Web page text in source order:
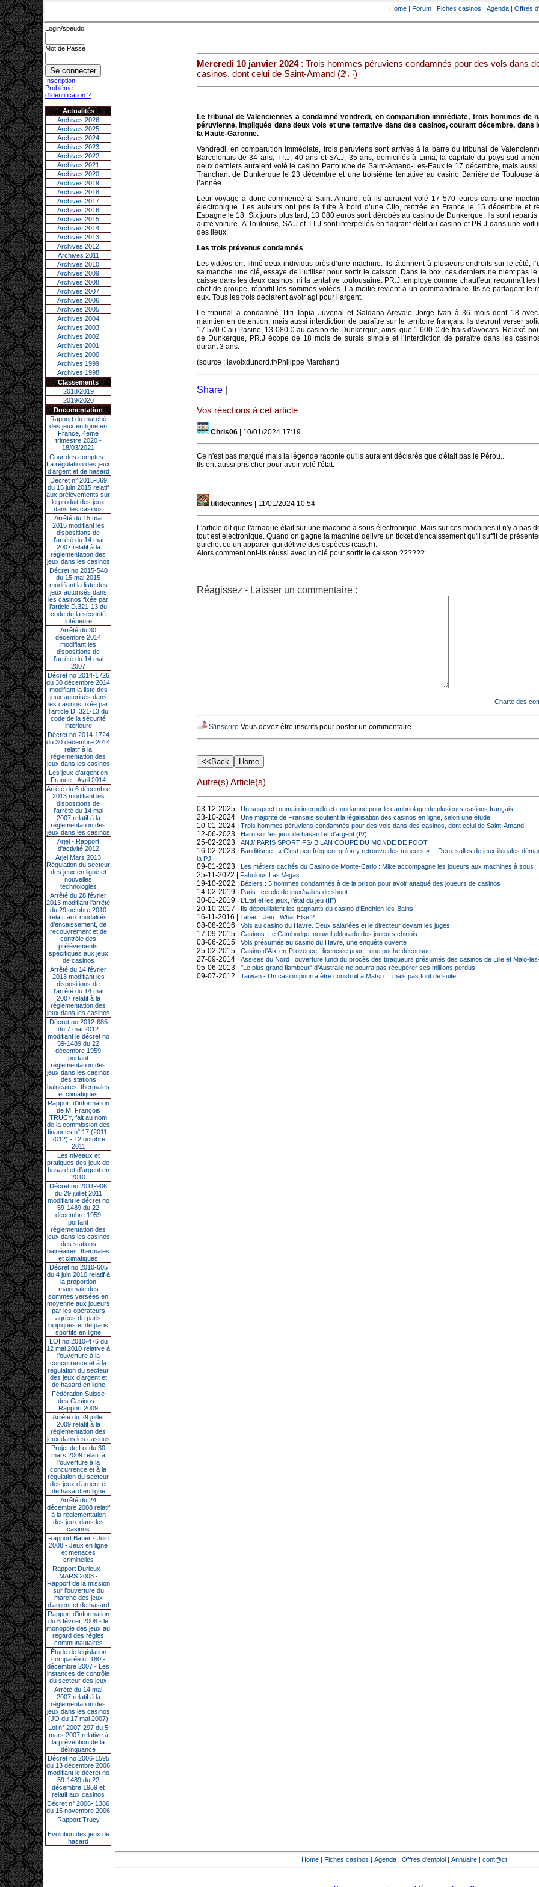
Home | Forum | Fiches casinos | Agenda | Offres
Login/speudo :
Mot de Passe :
Inscription
Problème
d'identification ?
Actualités
Archives 2026
Archives 2025
Archives 2024
Archives 2023
Archives 2022
Archives 2021
Archives 2020
Archives 2019
Archives 2018
Archives 2017
Archives 2016
Archives 2015
Archives 2014
Archives 2013
Archives 2012
Archives 2011
Archives 2010
Archives 2009
Archives 2008
Archives 2007
Archives 2006
Archives 2005
Archives 2004
Archives 2003
Archives 2002
Archives 2001
Archives 2000
Archives 1999
Archives 1998
Classements
2018/2019
2019/2020
Documentation
Rapport du marché
des jeux en ligne en
France, 4eme
trimestre 2020 -
18/03/2021
Cour des comptes -
La régulation des jeux
d’argent et de hasard
Décret n° 2015-669
du 15 juin 2015 relatif
aux prélèvements sur
le produit des jeux
dans les casinos
Arrêté du 15 mai
2015 modifiant les
dispositions de
l’arrêté du 14 mai
2007 relatif à la
réglementation des
jeux dans les casinos
Décret no 2015-540
du 15 mai 2015
modifiant la liste des
jeux autorisés dans
les casinos fixée par
l’article D.321-13 du
code de la sécurité
intérieure
Arrêté du 30
décembre 2014
modifiant les
dispositions de
l’arrêté du 14 mai
2007
Décret no 2014-1726
du 30 décembre 2014
modifiant la liste des
jeux autorisés dans
les casinos fixée par
l’article D. 321-13 du
code de la sécurité
intérieure
Décret no 2014-1724
du 30 décembre 2014
relatif à la
réglementation des
jeux dans les casinos
Les jeux d’argent en
France - Avril 2014
Arrêté du 6 décembre
2013 modifiant les
dispositions de
l’arrêté du 14 mai
2007 relatif à la
réglementation des
jeux dans les casinos
Arjel - Rapport
d'activité 2012
Arjel Mars 2013
Régulation du secteur
des jeux en ligne et
nouvelles
technologies
Arrêté du 28 février
2013 modifiant l'arrêté
du 29 octobre 2010
relatif aux modalités
d'encaissement, de
recouvrement et de
contrôle des
prélèvements
spécifiques aux jeux
de casinos
Arrêté du 14 février
2013 modifiant les
dispositions de
l'arrêté du 14 mai
2007 relatif à la
réglementation des
jeux dans les casinos
Décret no 2012-685
du 7 mai 2012
modifiant le décret no
59-1489 du 22
décembre 1959
portant
réglementation des
jeux dans les casinos
des stations
balnéaires, thermales
et climatiques
Rapport d'information
de M. François
TRUCY, fait au nom
de la commission des
finances n° 17 (2011-
2012) - 12 octobre
2011
Les niveaux et
pratiques des jeux de
hasard et d’argent en
2010
Décret no 2011-906
du 29 juillet 2011
modifiant le décret no
59-1489 du 22
décembre 1959
portant
réglementation des
jeux dans les casinos
des stations
balnéaires, thermales
et climatiques
Décret no 2010-605
du 4 juin 2010 relatif à
la proportion
maximale des
sommes versées en
moyenne aux joueurs
par les opérateurs
agréés de paris
hippiques et de paris
sportifs en ligne
LOI no 2010-476 du
12 mai 2010 relative à
l’ouverture à la
concurrence et à la
régulation du secteur
des jeux d’argent et
de hasard en ligne
Fédération Suisse
des Casinos -
Rapport 2009
Arrêté du 29 juillet
2009 relatif à la
réglementation des
jeux dans les casinos
Projet de Loi du 30
mars 2009 relatif à
l’ouverture à la
concurrence et à la
régulation du secteur
des jeux d’argent et
de hasard en ligne
Arrêté du 24
décembre 2008 relatif
à la réglementation
des jeux dans les
casinos
Rapport Bauer - Juin
2008 - Jeux en ligne
et menaces
criminelles
Rapport Durieux -
MARS 2008 -
Rapport de la mission
sur l’ouverture du
marché des jeux
d’argent et de hasard
Rapport d'information
du 6 février 2008 - le
monopole des jeux au
regard des règles
communautaires
Étude de législation
comparée n° 180 -
décembre 2007 - Les
instances de contrôle
du secteur des jeux
Arrêté du 14 mai
2007 relatif à la
réglementation des
jeux dans les casinos
(JO du 17 mai 2007)
Loi n° 2007-297 du 5
mars 2007 relative à
la prévention de la
délinquance
Décret no 2006-1595
du 13 décembre 2006
modifiant le décret no
59-1489 du 22
décembre 1959 et
relatif aux casinos
Décret n° 2006- 1386
du 15 novembre 2006
Rapport Trucy
Evolution des jeux de
hasard
Mercredi 10 janvier 2024: Trois hommes péruviens condamnés pour des vols dans
casinos, dont celui de Saint-Amand (2
)
Le tribunal de Valenciennes a condamné vendredi, en comparution immédiate, trois hommes de
péruvienne, impliqués dans deux vols et une tentative dans des casinos, courant décembre, dans
la Haute-Garonne.
Vendredi, en comparution immédiate, trois péruviens sont arrivés à la barre du tribunal de
Barcelonais de 34 ans, TT.J, 40 ans et SA.J, 35 ans, domiciliés à Lima, la capitale du pays sud-
deux derniers auraient volé le casino Partouche de Saint-Amand-Les-Eaux le 17 décembre, mais
Tranchant de Dunkerque le 23 décembre et une troisième tentative au casino Barrière de Toulouse
l’année.
Leur voyage a donc commencé à Saint-Amand, où ils auraient volé 17 570 euros dans une
électronique. Les auteurs ont pris la fuite à bord d’une Clio, rentrée en France le 15 décembre et
Espagne le 18. Six jours plus tard, 13 080 euros sont dérobés au casino de Dunkerque. Ils sont
autre voiture. À Toulouse, SA.J et TT.J sont interpellés en flagrant délit au casino et PR.J dans une
des lieux.
Les trois prévenus condamnés
Les vidéos ont filmé deux individus près d’une machine. Ils tâtonnent à plusieurs endroits sur le côté,
sa manche une clé, essaye de l’utiliser pour sortir le caisson. Dans le box, ces derniers ne nient pas le
caisse dans les deux casinos, ni la tentative toulousaine. PR.J, employé comme chauffeur, reconnaît les
chef de groupe, répartit les sommes volées. La moitié revient à un commanditaire. Ils se partagent le
eux. Tous les trois déclarent avoir agi pour l’argent.
Le tribunal a condamné Ttiti Tapia Juvenal et Saldana Arevalo Jorge Ivan à 36 mois dont 18
maintien en détention, mais aussi interdiction de paraître sur le territoire français. Ils devront verser
17 570 € au Pasino, 13 080 € au casino de Dunkerque, ainsi que 1 600 € de frais d’avocats. Relaxé
de Dunkerque, PR.J écope de 18 mois de sursis simple et l’interdiction de paraître dans les
durant 3 ans.
(source : lavoixdunord.fr/Philippe Marchant)
Share
Vos réactions à cet article
Chris06| 10/01/2024 17:19
Ce n'est pas marqué mais la légende raconte qu'ils auraient déclarés que c'était pas le Pérou..
Ils ont aussi pris cher pour avoir volé l'état.
titidecannes | 11/01/2024 10:54
L'article dit que l'arnaque était sur une machine à sous électronique. Mais sur ces machines il n'y a pas
tout est électronique. Quand on gagne la machine délivre un ticket d'encaissement qu'il suffit de
guichet ou un appareil qui délivre des espèces (casch).
Alors comment ont-ils réussi avec un clé pour sortir le caisson ??????
Réagissez - Laisser un commentaire :
Charte des
S'inscrire Vous devez être inscrits pour poster un commentaire.
Autre(s) Article(s)
03-12-2025 | Un suspect roumain interpellé et condamné pour le cambriolage de plusieurs casinos français
23-10-2024 | Une majorité de Français soutient la légalisation des casinos en ligne, selon une étude
10-01-2024 | Trois hommes péruviens condamnés pour des vols dans des casinos, dont celui de Saint-Amand
12-06-2023 | Haro sur les jeux de hasard et d'argent (IV)
25-02-2023 | ANJ/ PARIS SPORTIFS/ BILAN COUPE DU MONDE DE FOOT
16-02-2023 |
Banditisme : « C'est peu fréquent qu’on y retrouve des mineurs »… Deux salles de jeux illégales
la PJ
09-01-2023 | Les métiers cachés du Casino de Monte-Carlo : Mike accompagne les joueurs aux machines à sous
25-11-2022 | Fabulous Las Vegas
19-10-2022 | Béziers : 5 hommes condamnés à de la prison pour avoir attaqué des joueurs de casinos
14-02-2019 | Paris : cercle de jeux/salles de shoot
30-01-2019 | L’Etat et les jeux, l’état du jeu (II*) :
20-10-2017 | Ils dépouillaient les gagnants du casino d’Enghien-les-Bains
16-11-2016 | Tabac...Jeu...What Else ?
08-08-2016 | Vols au casino du Havre. Deux salariées et le directeur devant les juges
17-09-2015 | Casinos. Le Cambodge, nouvel eldorado des joueurs chinois
03-06-2015 | Vols présumés au casino du Havre, une enquête ouverte
25-02-2015 | Casino d'Aix-en-Provence : licenciée pour... une poche décousue
27-09-2014 | Assises du Nord : ouverture lundi du procès des braqueurs présumés des casinos de Lille et Malo-
05-06-2013 | "Le plus grand flambeur" d'Australie ne pourra pas récupérer ses millions perdus
09-07-2012 | Taïwan - Un casino pourra être construit à Matsu… mais pas tout de suite
Home | Fiches casinos | Agenda | Offres d'emploi | Annuaire | cont@ct